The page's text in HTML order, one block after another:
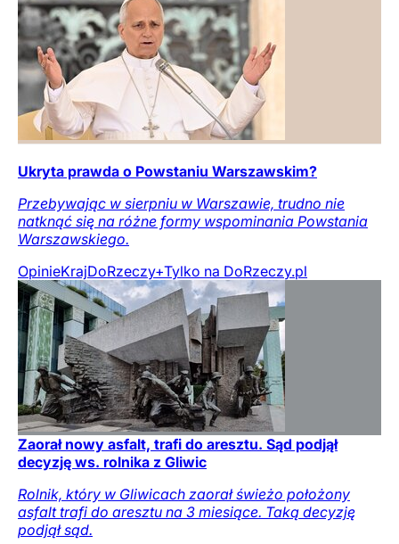
Ukryta prawda o Powstaniu Warszawskim?
Przebywając w sierpniu w Warszawie, trudno nie
natknąć się na różne formy wspominania Powstania
Warszawskiego.
OpinieKrajDoRzeczy+Tylko na DoRzeczy.pl
Zaorał nowy asfalt, trafi do aresztu. Sąd podjął
decyzję ws. rolnika z Gliwic
Rolnik, który w Gliwicach zaorał świeżo położony
asfalt trafi do aresztu na 3 miesiące. Taką decyzję
podjął sąd.